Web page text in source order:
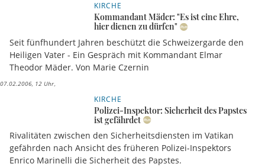
KIRCHE
Kommandant Mäder: "Es ist eine Ehre,
hier dienen zu dürfen"
Seit fünfhundert Jahren beschützt die Schweizergarde den
Heiligen Vater - Ein Gespräch mit Kommandant Elmar
Theodor Mäder. Von Marie Czernin
07.02.2006, 12 Uhr
KIRCHE
Polizei-Inspektor: Sicherheit des Papstes
ist gefährdet
Rivalitäten zwischen den Sicherheitsdiensten im Vatikan
gefährden nach Ansicht des früheren Polizei-Inspektors
Enrico Marinelli die Sicherheit des Papstes.